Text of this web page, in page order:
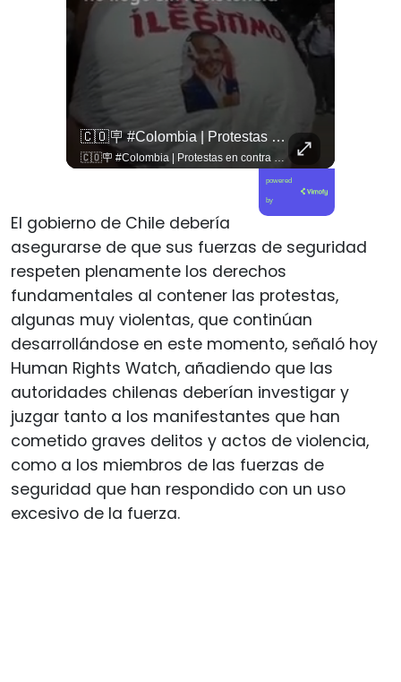
🇨🇴🪧 #Colombia | Protestas En Contra De La Toma De Posesión De Abelardo Son Lideradas Por Iván Cepeda
🇨🇴🪧 #Colombia | Protestas en contra de la toma de posesión de Abelardo son lideradas por Iván Cepeda
powered
by
El gobierno de Chile debería
asegurarse de que sus fuerzas de seguridad
respeten plenamente los derechos
fundamentales al contener las protestas,
algunas muy violentas, que continúan
desarrollándose en este momento, señaló hoy
Human Rights Watch, añadiendo que las
autoridades chilenas deberían investigar y
juzgar tanto a los manifestantes que han
cometido graves delitos y actos de violencia,
como a los miembros de las fuerzas de
seguridad que han respondido con un uso
excesivo de la fuerza.